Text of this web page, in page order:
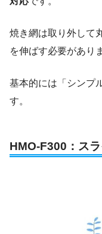
焼き網は取り外して
を伸ばす必要があり
基本的には「シンプ
す。
HMO-F300：ス